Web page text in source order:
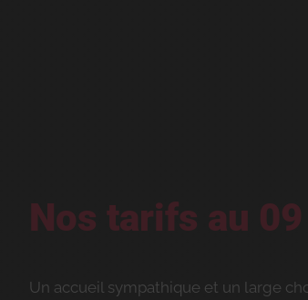
Nos tarifs au
Un accueil sympathique et un large